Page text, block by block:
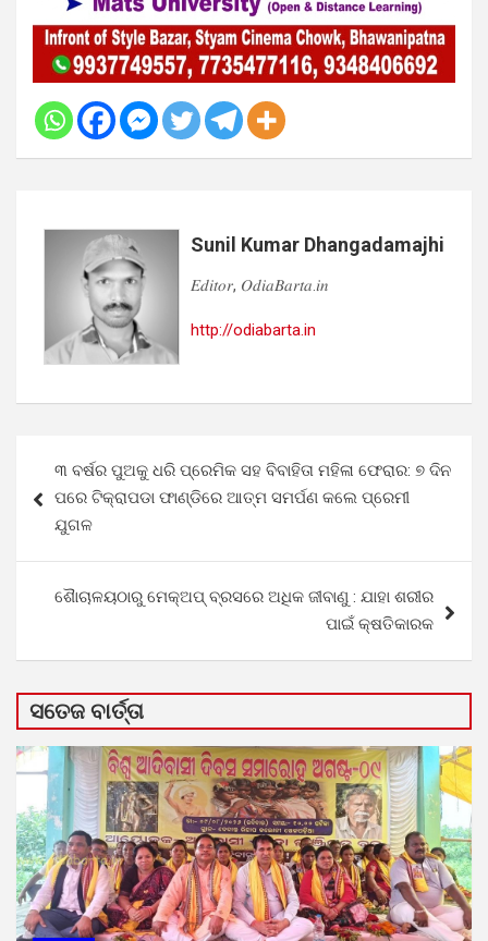
Sunil Kumar Dhangadamajhi
𝐸𝑑𝑖𝑡𝑜𝑟, 𝑂𝑑𝑖𝑎𝐵𝑎𝑟𝑡𝑎.𝑖𝑛
http://odiabarta.in
navigation
୩ ବର୍ଷର ପୁଅକୁ ଧରି ପ୍ରେମିକ ସହ ବିବାହିତା ମହିଳା ଫେରାର: ୭ ଦିନ
ପରେ ଟିକ୍ରାପଡା ଫାଣ୍ଡିରେ ଆତ୍ମ ସମର୍ପଣ କଲେ ପ୍ରେମୀ
ଯୁଗଳ
ଶୈାଚାଳୟଠାରୁ ମେକ୍‌ଅପ୍ ବ୍ରସରେ ଅଧିକ ଜୀବାଣୁ : ଯାହା ଶରୀର
ପାଇଁ କ୍ଷତିକାରକ
ସତେଜ ବାର୍ତ୍ତା